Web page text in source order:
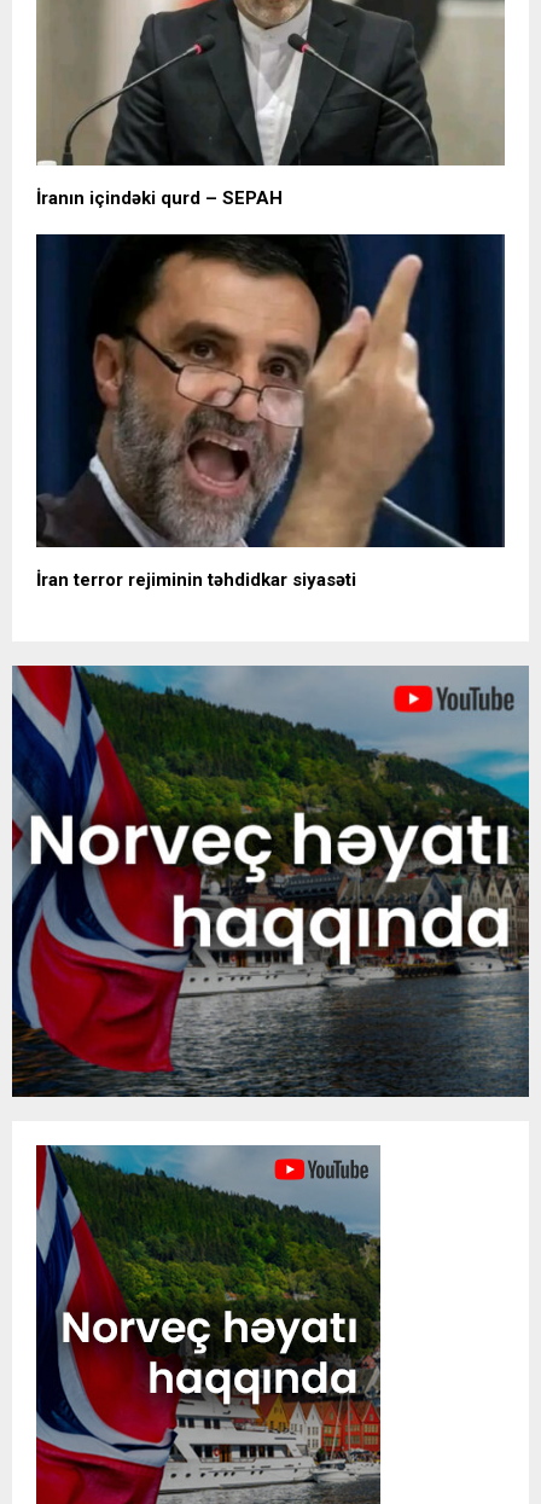
İranın içindəki qurd – SEPAH
İran terror rejiminin təhdidkar siyasəti